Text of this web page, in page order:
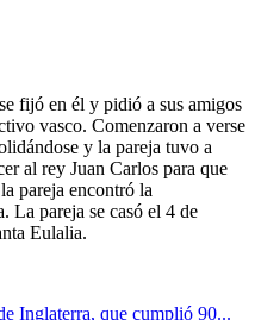
fijó en él y pidió a sus amigos
vasco. Comenzaron a verse
y la pareja tuvo a
al rey Juan Carlos para que
pareja encontró la
La pareja se casó el 4 de
Eulalia.